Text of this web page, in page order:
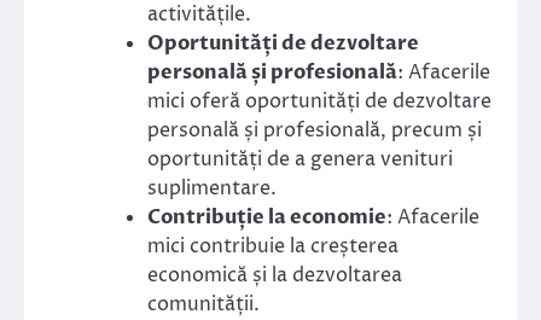
activitățile.
Oportunități de dezvoltare
personală și profesională: Afacerile
mici oferă oportunități de dezvoltare
personală și profesională, precum și
oportunități de a genera venituri
suplimentare.
Contribuție la economie: Afacerile
mici contribuie la creșterea
economică și la dezvoltarea
comunității.